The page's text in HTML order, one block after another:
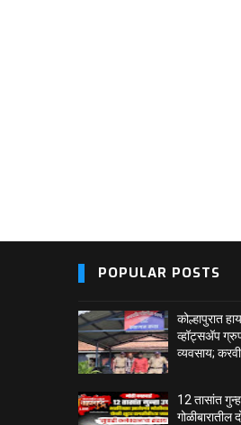
POPULAR POSTS
कोल्हापुरात
व्हॉट्सअ‍ॅप
व्यवसाय;
12 तासांत
गोळीबारातील